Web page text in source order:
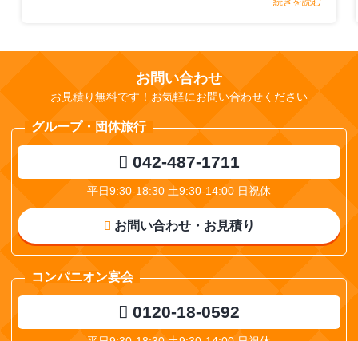
お問い合わせ
お見積り無料です！お気軽にお問い合わせください
グループ・団体旅行
042-487-1711
平日9:30-18:30 土9:30-14:00 日祝休
お問い合わせ・お見積り
コンパニオン宴会
0120-18-0592